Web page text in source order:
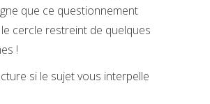
que ce questionnement
cercle restreint de quelques
!
si le sujet vous interpelle